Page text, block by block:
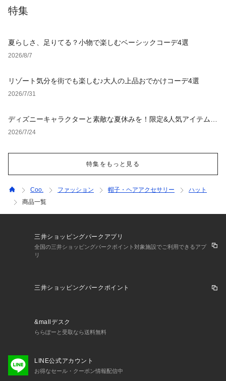
特集
夏らしさ、足りてる？小物で楽しむベーシックコーデ4選
2026/8/7
リゾート気分を街でも楽しむ♪大人の上品おでかけコーデ4選
2026/7/31
ディズニーキャラクターと素敵な夏休みを！限定&人気アイテム特
集
2026/7/24
特集をもっと見る
Coo. ファッション 帽子・ヘアアクセサリー
ハット
商品一覧
三井ショッピングパークアプリ
全国の三井ショッピングパークポイント対象施設でご利用できるアプ
リ
三井ショッピングパークポイント
&mallデスク
ららぽーと受取なら送料無料
LINE公式アカウント
お得なセール・クーポン情報配信中